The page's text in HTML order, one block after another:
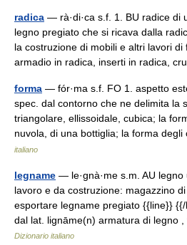
radica — rà·di·ca s.f. 1. BU radice di
legno pregiato che si ricava dalla
la costruzione di mobili e altri lavori
armadio in radica, inserti in radica,
forma — fór·ma s.f. FO 1. aspetto
spec. dal contorno che ne delimita la
triangolare, ellissoidale, cubica; la
nuvola, di una bottiglia; la forma
italiano
legname — le·gnà·me s.m. AU
lavoro e da costruzione: magazzino
esportare legname pregiato {{line}}
dal lat. lignāme(n) armatura di legno
Dizionario italiano